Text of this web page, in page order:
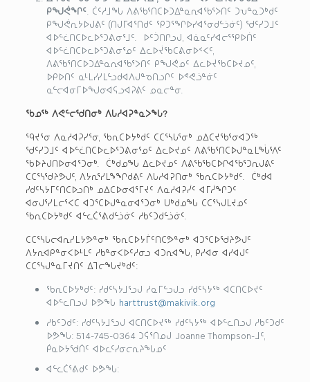
ᑭᖑᕚᖏᑦ. ᑖᑦᓱᒧᖓ ᐱᕕᖃᕐᑎᑕᐅᑐᐃᓐᓇᕆᐊᖃᕐᐳᑎᑦ ᑐᕃᓐᓇᑐᒃᑯᑦ
ᑭᖑᕚᕆᔭᐅᒍᕕᑦ (ᑎᒍᒥᐊᕐᑎᑯᑦ ᕿᑐᕐᖏᐅᓯᐊᕐᓂᑯᓪᓘᓃᑦ) ᖁᑦᓯᑐᒧᑦ
ᐊᐅᓪᓛᑎᑕᐅᓚᐅᕐᑐᕕᓂᕐᒧᑦ. ᐅᑦᑑᑎᒋᓗᒍ, ᐊᓈᓇᑦᓯᐊᓕᕐᕿᐅᑏᑦ
ᐊᐅᓪᓛᑎᑕᐅᓚᐅᕐᑐᕕᓂᕐᓄᑦ ᐃᓚᐅᔫᖃᑕᕕᓂᐅᑉᐸᑦ,
ᐱᕕᖃᕐᑎᑕᐅᑐᐃᓐᓇᕆᐊᖃᕐᐳᑎᑦ ᑭᖑᕚᓄᑦ ᐃᓚᐅᔫᖃᑕᐅᔪᓄᑦ,
ᐅᑭᐅᑎᑦ ᓇᒻᒪᓯᓯᒪᓪᓗᑯᐊᐱᒍᓐᓀᑎᓗᒋᑦ ᐅᕝᕙᓘᓐᓃᑦ
ᓇᓪᓕᐊᓂᒥᐅᖑᓂᐊᕋᓗᐊᕈᕕᑦ ᓄᓇᓕᓐᓂ.
ᖃᓄᖅ ᐱᕙᓪᓕᖁᑎᓂᒃ ᐱᒐᓱᐊᕈᓐᓇᐳᖓ?
ᙯᔪᕐᓂ ᐱᓇᓱᐊᕈᓯᕐᓂ, ᖃᕆᑕᐅᔭᒃᑯᑦ ᑕᑕᕐᓴᒐᕐᓂᒃ ᓄᐃᑕᔪᖃᕐᓂᐊᑐᖅ
ᖁᑦᓯᑐᒧᑦ ᐊᐅᓪᓛᑎᑕᐅᓚᐅᕐᑐᕕᓂᕐᓄᑦ ᐃᓚᐅᔪᓄᑦ ᐱᕕᖃᕐᑎᑕᐅᒍᓐᓇᒪᖔᕐᐱᑦ
ᖃᐅᔨᒍᑎᐅᓂᐊᕐᑐᓂᒃ. ᑖᒃᑯᓄᖓ ᐃᓚᐅᔪᓄᑦ ᐱᕕᖃᖃᑕᐅᒋᐊᖃᕐᑐᕆᒍᕕᑦ
ᑕᑕᕐᓭᖁᔨᕗᒍᑦ, ᐱᔭᕆᕐᓯᒪᖕᖏᑯᕕᑦ ᐱᒐᓱᐊᕈᑎᓂᒃ ᖃᕆᑕᐅᔭᒃᑯᑦ. ᑖᒃᑯᐊ
ᓯᑯᑦᓴᔭᒥᑦᑎᑕᐅᓗᑎᒃ ᓄᐃᑕᐅᓂᐊᕐᒥᔪᑦ ᐱᓇᓱᐊᕈᓰᑦ ᐊᒥᓲᖏᑐᑦ
ᐊᓂᒍᕐᓯᒪᓕᕐᐸᑕ ᐊᑐᕐᑕᐅᒍᓐᓇᓂᐊᕐᑐᓂᒃ ᑌᒃᑯᓄᖓ ᑕᑕᕐᓭᒍᒪᔪᓄᑦ
ᖃᕆᑕᐅᔭᒃᑯᑦ ᐊᓪᓚᑖᕐᕕᑯᓪᓘᓃᑦ ᓱᑲᑦᑐᑯᓪᓘᓃᑦ.
ᑕᑕᕐᓴᒐᓕᐊᕆᓯᒪᔭᕗᓐᓂᒃ ᖃᕆᑕᐅᔭᒦᑦᑎᑕᕗᓐᓂᒃ ᐊᑐᕐᑕᐅᖁᔨᕗᒍᑦ
ᐱᔭᕆᐊᑭᓐᓂᐸᐅᒻᒪᑦ ᓱᑲᓐᓂᐸᐅᑦᓱᓂᓗ ᐊᑐᕆᐊᖓ, ᑭᓯᐊᓂ ᐊᓯᐊᒍᑦ
ᑕᑕᕐᓭᒍᓐᓇᒥᔪᑎᑦ ᐃᒣᓕᖓᔪᒃᑯᑦ:
ᖃᕆᑕᐅᔭᒃᑯᑦ: ᓯᑯᑦᓴᔭᒧᕐᓗᒍ ᓱᓇᒥᓪᓗᒍᓗ ᓯᑯᑦᓴᔭᖅ ᐊᑕᑎᑕᐅᔪᑦ
ᐊᐅᓪᓚᑎᓗᒍ ᐅᕗᖓ harttrust@makivik.org
ᓱᑲᑦᑐᑯᑦ: ᓯᑯᑦᓴᔭᒧᕐᓗᒍ ᐊᑕᑎᑕᐅᔪᖅ ᓯᑯᑦᓴᔭᖅ ᐊᐅᓪᓚᑎᓗᒍ ᓱᑲᑦᑐᑯᑦ
ᐅᕗᖓ: 514-745-0364 ᑐᕌᕐᑎᓄᒍ Joanne Thompson-ᒧᑦ,
ᑮᓇᐅᔭᖁᑏᑦ ᐊᐅᓚᑦᓯᓂᓕᕆᔨᖓᓄᑦ
ᐊᓪᓚᑖᕐᕕᑯᑦ ᐅᕗᖓ: